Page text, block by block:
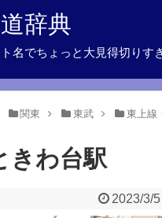
辞典
名でちょっと大見得切りす
関東 東武 東上線
きわ台駅
2023/3/5